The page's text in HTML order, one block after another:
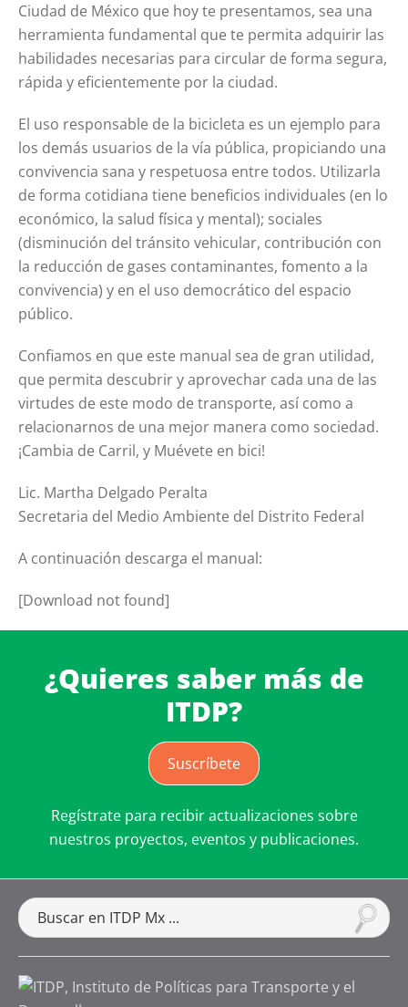
Ciudad de México que hoy te presentamos, sea una
herramienta fundamental que te permita adquirir las
habilidades necesarias para circular de forma segura,
rápida y eficientemente por la ciudad.
El uso responsable de la bicicleta es un ejemplo para
los demás usuarios de la vía pública, propiciando una
convivencia sana y respetuosa entre todos. Utilizarla
de forma cotidiana tiene beneficios individuales (en lo
económico, la salud física y mental); sociales
(disminución del tránsito vehicular, contribución con
la reducción de gases contaminantes, fomento a la
convivencia) y en el uso democrático del espacio
público.
Confiamos en que este manual sea de gran utilidad,
que permita descubrir y aprovechar cada una de las
virtudes de este modo de transporte, así como a
relacionarnos de una mejor manera como sociedad.
¡Cambia de Carril, y Muévete en bici!
Lic. Martha Delgado Peralta
Secretaria del Medio Ambiente del Distrito Federal
A continuación descarga el manual:
[Download not found]
¿Quieres saber más de
ITDP?
Suscríbete
Regístrate para recibir actualizaciones sobre
nuestros proyectos, eventos y publicaciones.